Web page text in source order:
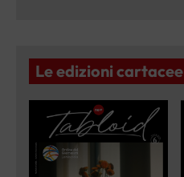
Le edizioni cartacee